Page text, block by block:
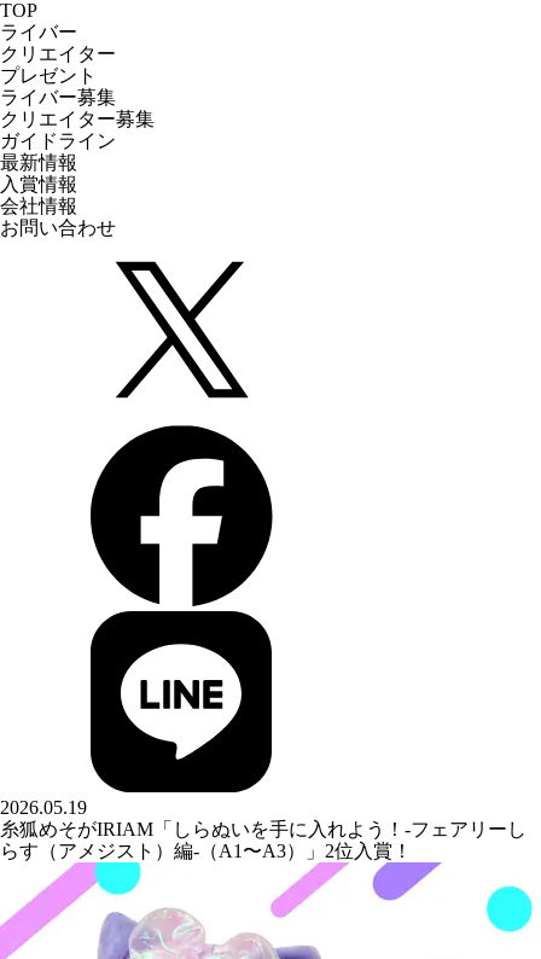
TOP
ライバー
クリエイター
プレゼント
ライバー募集
クリエイター募集
ガイドライン
最新情報
入賞情報
会社情報
お問い合わせ
2026.05.19
糸狐めそがIRIAM「しらぬいを手に入れよう！-フェアリーし
らす（アメジスト）編-（A1〜A3）」2位入賞！